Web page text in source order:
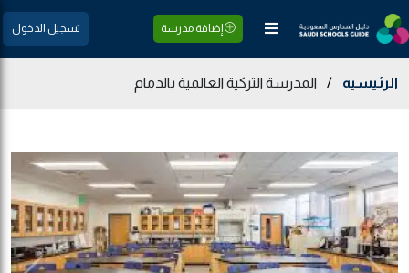
إضافة مدرسة تسجيل الدخول
الرئيسيه / المدرسة التركية العالمية بالدمام